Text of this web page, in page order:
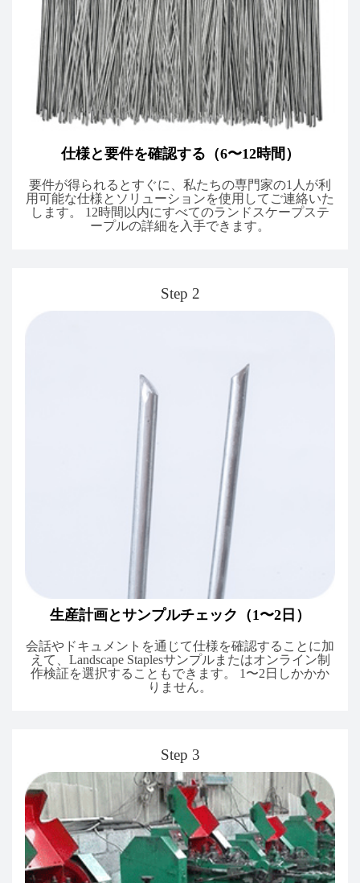
仕様と要件を確認する（6〜12時間）
要件が得られるとすぐに、私たちの専門家の1人が利
用可能な仕様とソリューションを使用してご連絡いた
します。 12時間以内にすべてのランドスケープステ
ープルの詳細を入手できます。
Step 2
生産計画とサンプルチェック（1〜2日）
会話やドキュメントを通じて仕様を確認することに加
えて、Landscape Staplesサンプルまたはオンライン制
作検証を選択することもできます。 1〜2日しかかか
りません。
Step 3